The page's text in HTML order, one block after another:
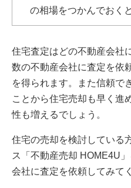
の相場をつかんでおく
住宅査定はどの不動産会社
数の不動産会社に査定を依
を得られます。また信頼で
ことから住宅売却も早く進
性も増えるでしょう。
住宅の売却を検討している
ス「不動産売却 HOME4U
会社に査定を依頼してみて